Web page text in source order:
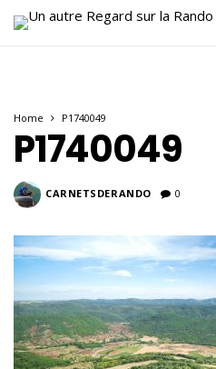
Home P1740049
P1740049
CARNETSDERANDO 0